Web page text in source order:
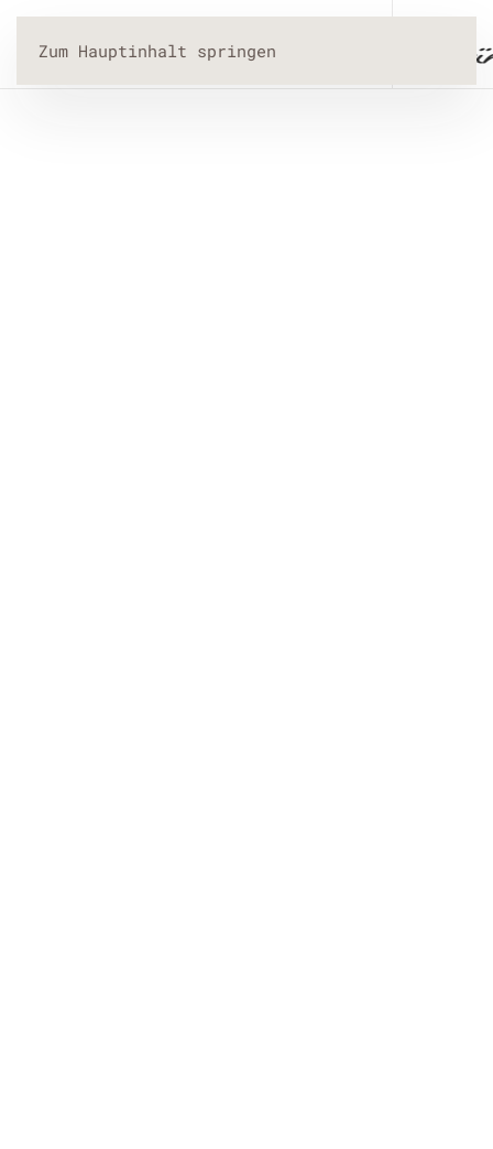
Zum Hauptinhalt springen